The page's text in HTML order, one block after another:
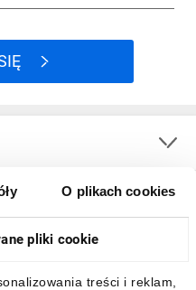
O plikach cookies
pliki cookie
treści i reklam,